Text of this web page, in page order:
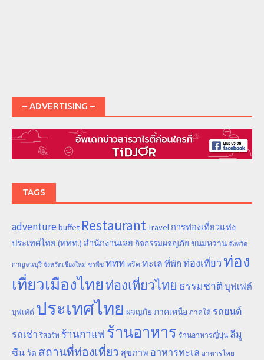
– ADVERTISING –
TAGS
adventure buffet RestaurantTravel การท่องเที่ยวแห่ง
ประเทศไทย (ททท.) สำนักงานเลย กิจกรรมผจญภัย ขนมหวาน จังหวัด
กาญจนบุรี จังหวัดเชียงใหม่ ชาพีช ททท ทริค ทะเล ที่พัก ท่องเที่ยวท่อง
เที่ยวเมืองไทยท่องเที่ยวไทย ธรรมชาติ บุฟเฟต์
บุฟเฟ่ต์ ประเทศไทย ผจญภัย ภาคเหนือ ภาคใต้ รถยนต์
รถเช่า รีสอร์ท ร้านกาแฟ ร้านอาหาร ร้านอาหารญี่ปุ่น ลีมู
ซีน วัด สถานที่ท่องเที่ยว สุขภาพ อาหารทะเล อาหารไทย